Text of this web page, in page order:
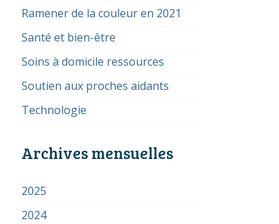
Ramener de la couleur en 2021
Santé et bien-être
Soins à domicile ressources
Soutien aux proches aidants
Technologie
Archives mensuelles
2025
2024